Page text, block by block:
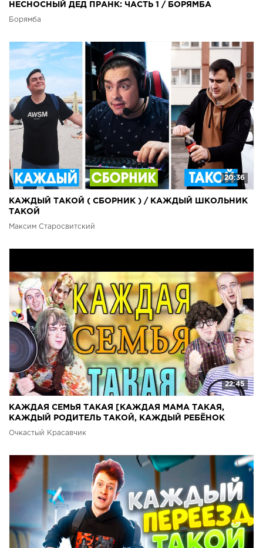
НЕСНОСНЫЙ ДЕД ПРАНК: ЧАСТЬ 1 / БОРЯМБА
Борямба
20:36
КАЖДЫЙ ТАКОЙ ( СБОРНИК ) / КАЖДЫЙ ШКОЛЬНИК
ТАКОЙ
Максим Старосвитский
22:45
КАЖДАЯ СЕМЬЯ ТАКАЯ [КАЖДАЯ МАМА ТАКАЯ,
КАЖДЫЙ РОДИТЕЛЬ ТАКОЙ, КАЖДЫЙ РЕБЁНОК
ТАКОЙ]
Очкастый Красавчик